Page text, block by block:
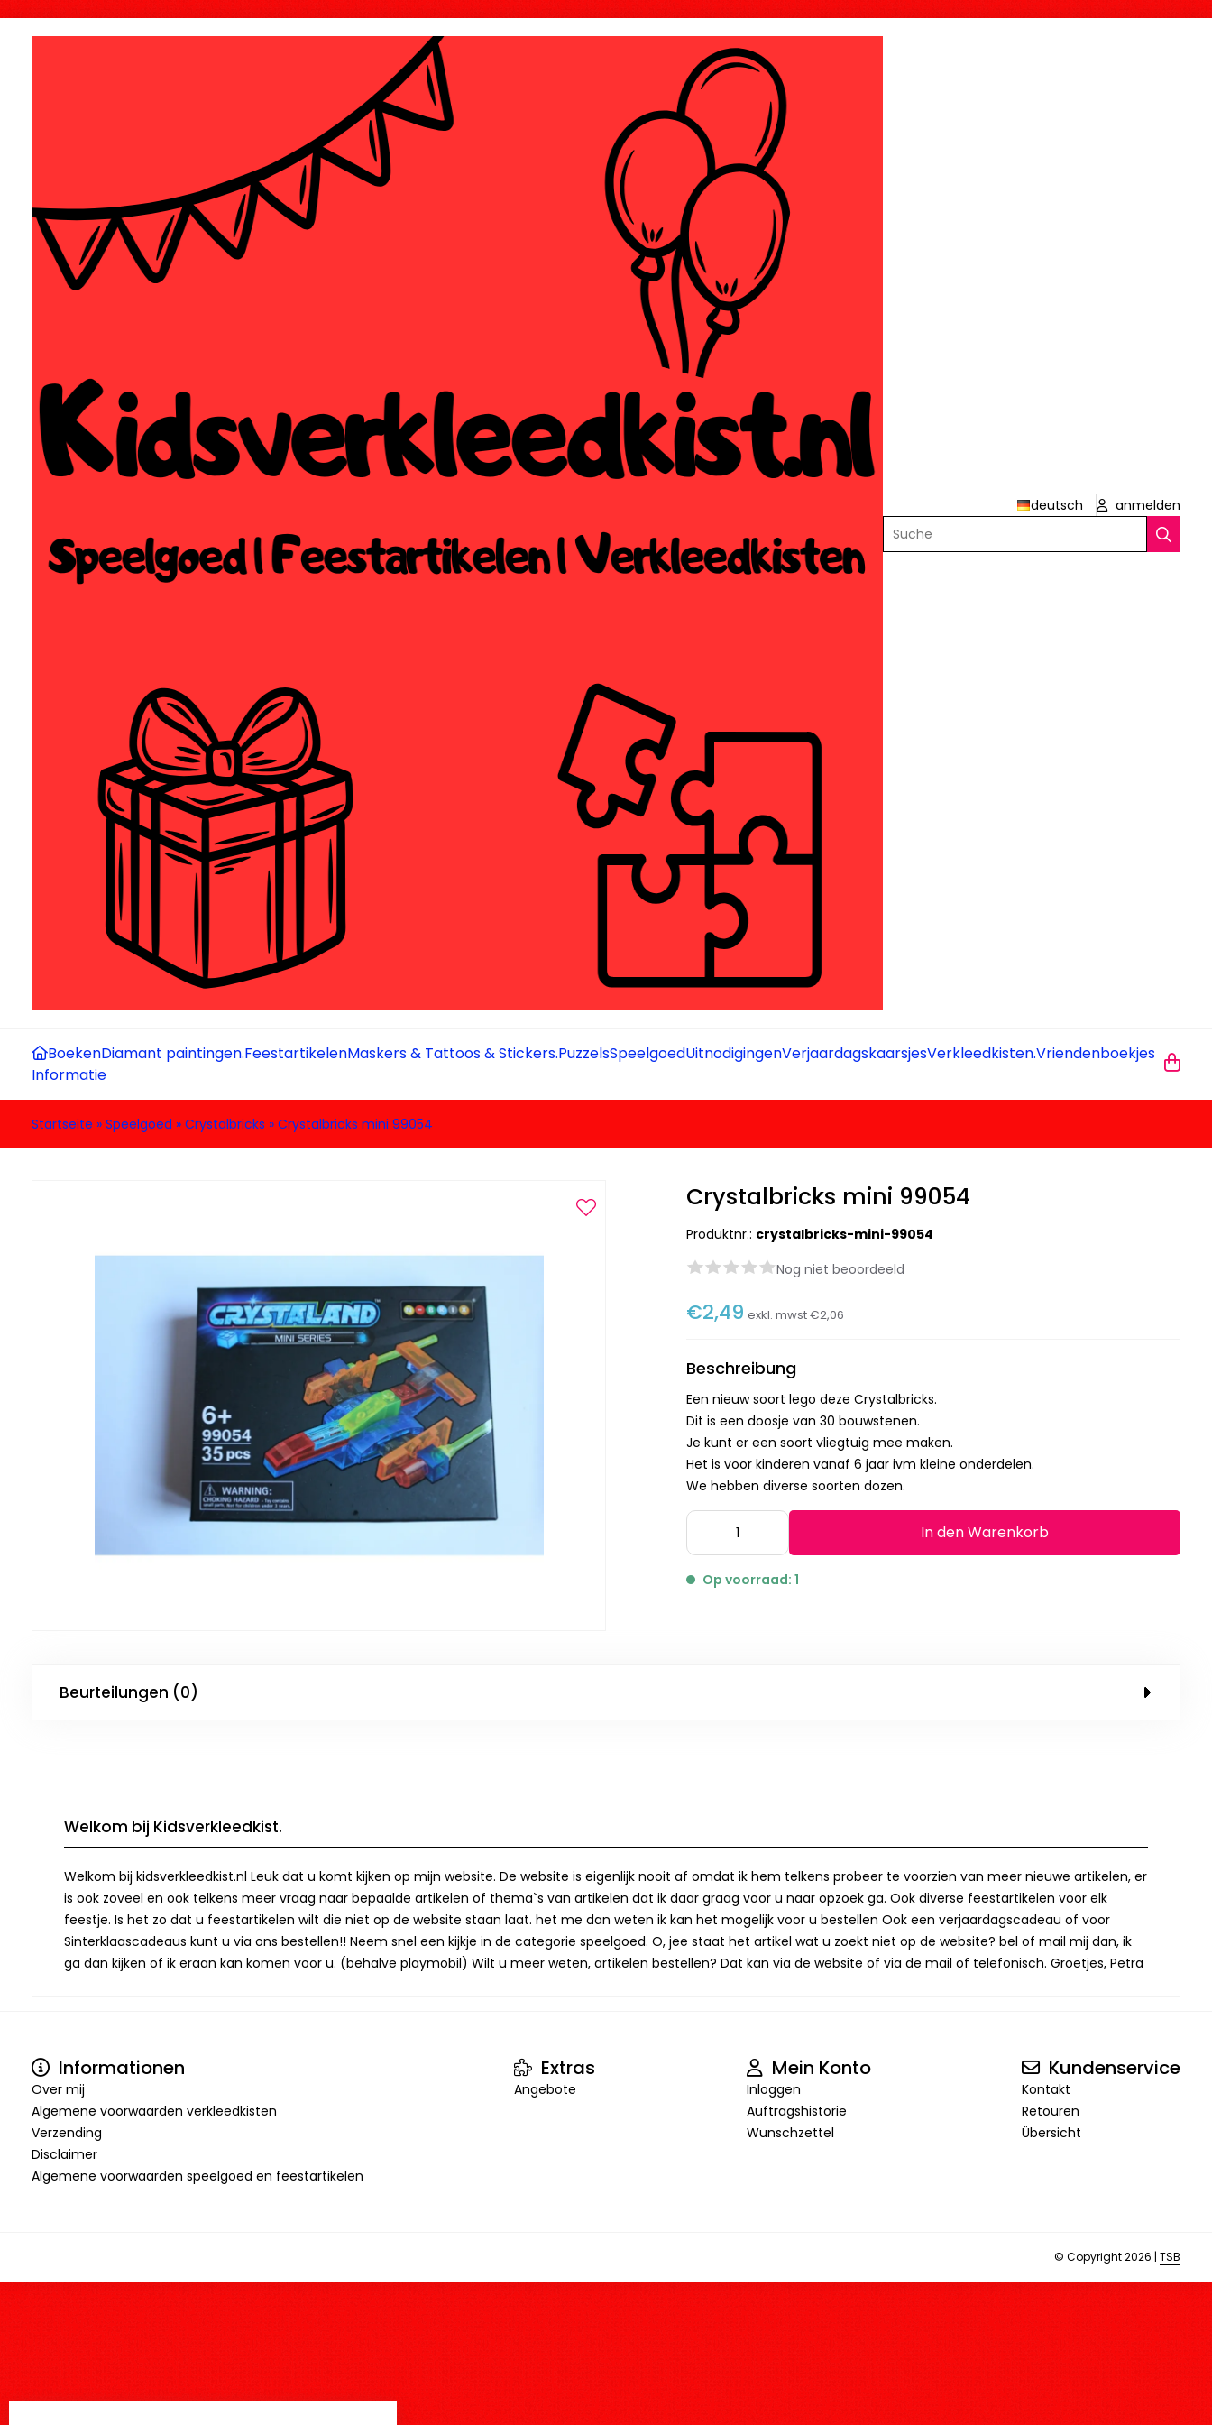
deutsch
anmelden
Suche
BoekenDiamant paintingen.FeestartikelenMaskers & Tattoos & Stickers.PuzzelsSpeelgoedUitnodigingenVerjaardagskaarsjesVerkleedkisten.Vriendenboekjes
Informatie
Startseite » Speelgoed » Crystalbricks » Crystalbricks mini 99054
Crystalbricks mini 99054
Produktnr.: crystalbricks-mini-99054
Nog niet beoordeeld
€2,49 exkl. mwst€2,06
Beschreibung
Een nieuw soort lego deze Crystalbricks.
Dit is een doosje van 30 bouwstenen.
Je kunt er een soort vliegtuig mee maken.
Het is voor kinderen vanaf 6 jaar ivm kleine onderdelen.
We hebben diverse soorten dozen.
In den Warenkorb
Op voorraad: 1
Beurteilungen (0)
Welkom bij Kidsverkleedkist.
Welkom bij kidsverkleedkist.nl Leuk dat u komt kijken op mijn website. De website is eigenlijk nooit af omdat ik hem telkens probeer te voorzien van meer nieuwe artikelen, er
is ook zoveel en ook telkens meer vraag naar bepaalde artikelen of thema`s van artikelen dat ik daar graag voor u naar opzoek ga. Ook diverse feestartikelen voor elk
feestje. Is het zo dat u feestartikelen wilt die niet op de website staan laat. het me dan weten ik kan het mogelijk voor u bestellen Ook een verjaardagscadeau of voor
Sinterklaascadeaus kunt u via ons bestellen!! Neem snel een kijkje in de categorie speelgoed. O, jee staat het artikel wat u zoekt niet op de website? bel of mail mij dan, ik
ga dan kijken of ik eraan kan komen voor u. (behalve playmobil) Wilt u meer weten, artikelen bestellen? Dat kan via de website of via de mail of telefonisch. Groetjes, Petra
Informationen
Over mij
Algemene voorwaarden verkleedkisten
Verzending
Disclaimer
Algemene voorwaarden speelgoed en feestartikelen
Extras
Angebote
Mein Konto
Inloggen
Auftragshistorie
Wunschzettel
Kundenservice
Kontakt
Retouren
Übersicht
© Copyright 2026 | TSB